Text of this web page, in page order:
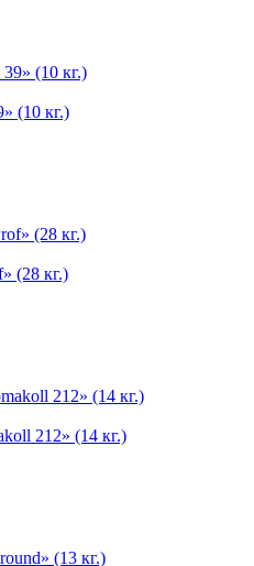
(10 кг.)
(28 кг.)
212» (14 кг.)